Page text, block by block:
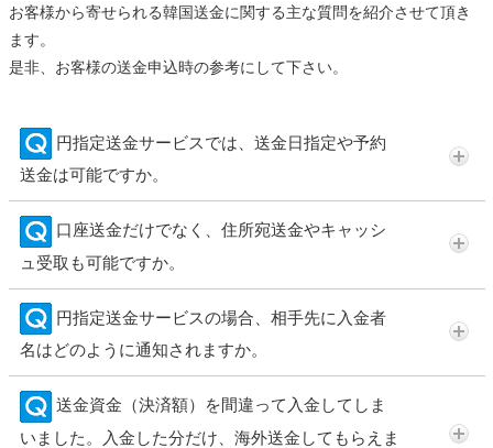
お客様から寄せられる韓国送金に関する主な質問を紹介させて頂き
ます。
是非、お客様の送金申込時の参考にして下さい。
円指定送金サービスでは、送金日指定や予約
送金は可能ですか。
口座送金だけでなく、住所宛送金やキャッシ
ュ受取も可能ですか。
円指定送金サービスの場合、相手先に入金者
名はどのように通知されますか。
送金資金（決済額）を間違って入金してしま
いました。入金した分だけ、海外送金してもらえま